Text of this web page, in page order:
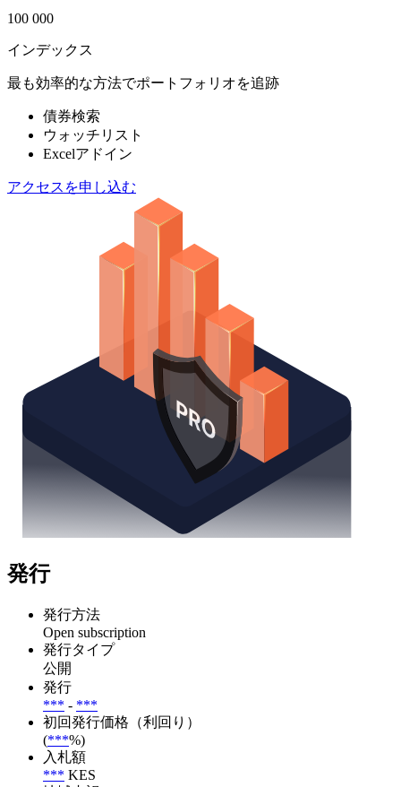
100 000
インデックス
最も効率的な方法でポートフォリオを追跡
債券検索
ウォッチリスト
Excelアドイン
アクセスを申し込む
発行
発行方法
Open subscription
発行タイプ
公開
発行
*** - ***
初回発行価格（利回り）
(***%)
入札額
*** KES